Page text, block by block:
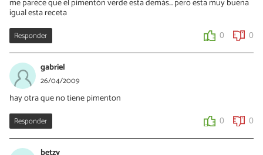
me parece que el pimentón verde esta demás... pero esta muy buena
igual esta receta
Responder 0 0
gabriel
26/04/2009
hay otra que no tiene pimenton
Responder 0 0